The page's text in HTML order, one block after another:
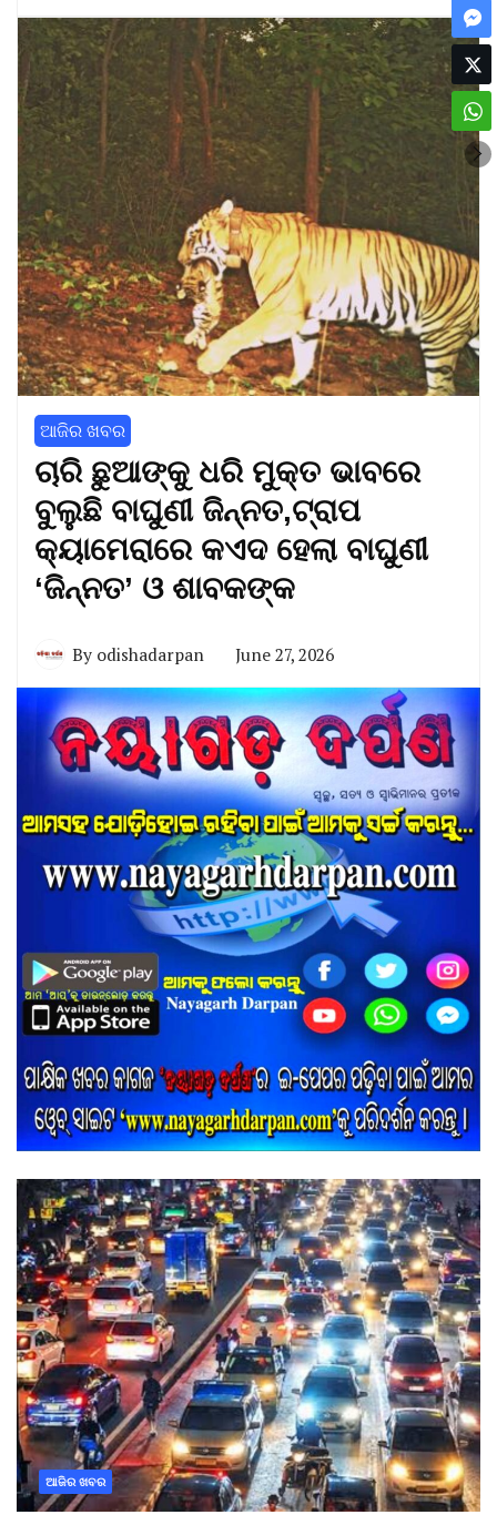
ଆଜିର ଖବର
ଚାରି ଛୁଆଙ୍କୁ ଧରି ମୁକ୍ତ ଭାବରେ
ବୁଲୁଛି ବାଘୁଣୀ ଜିନ୍ନତ,ଟ୍ରାପ
କ୍ୟାମେରାରେ କଏଦ ହେଲା ବାଘୁଣୀ
‘ଜିନ୍ନତ’ ଓ ଶାବକଙ୍କ
By odishadarpan June 27, 2026
ଆଜିର ଖବର